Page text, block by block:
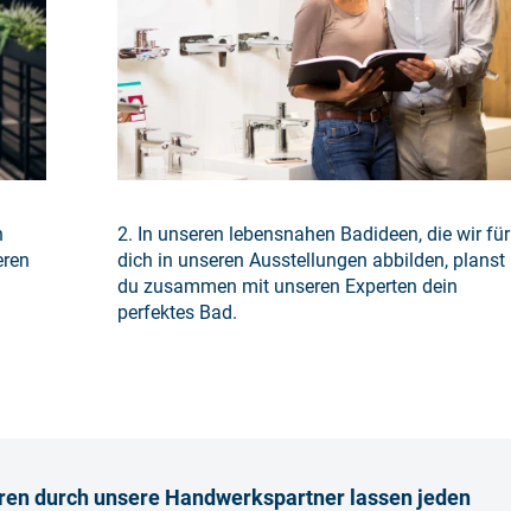
2. In unseren lebensnahen Badideen, die wir für
dich in unseren Ausstellungen abbilden, planst
du zusammen mit unseren Experten dein
perfektes Bad.
durch unsere Handwerkspartner lassen jeden